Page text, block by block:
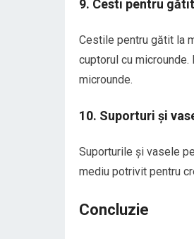
9. Cesti pentru
Cestile pentru gătit la
cuptorul cu
microunde.
10. Suporturi și
Suporturile și vasele
mediu potrivit pentru
Concluzie